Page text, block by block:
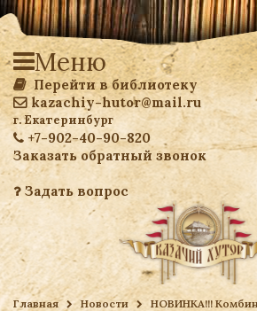
Перейти в библиотеку
kazachiy-hutor@mail.ru
г. Екатеринбург
+7-902-40-90-820
Заказать обратный звонок
Задать вопрос
Меню
Главная Новости НОВИНКА!!!